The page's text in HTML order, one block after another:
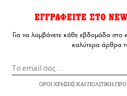
ΕΓΓΡΑΦΕΙΤΕ ΣΤΟ
Για να λαμβάνετε κάθε εβδομάδα στο
καλύτερα άρθρα
ΟΡΟΙ ΧΡΗΣΗΣΚΑΙ ΠΟΛΙΤΙΚΗ